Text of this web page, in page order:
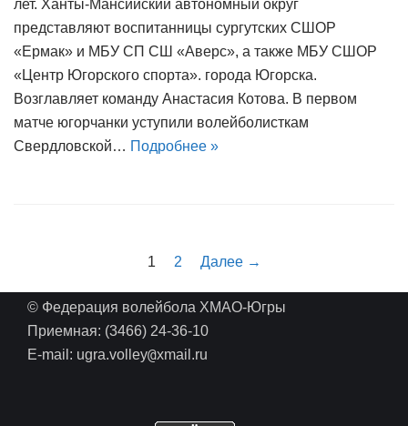
лет. Ханты-Мансийский автономный округ
представляют воспитанницы сургутских СШОР
«Ермак» и МБУ СП СШ «Аверс», а также МБУ СШОР
«Центр Югорского спорта». города Югорска.
Возглавляет команду Анастасия Котова. В первом
матче югорчанки уступили волейболисткам
Свердловской… Подробнее »
1 2 Далее →
© Федерация волейбола ХМАО-Югры
Приемная: (3466) 24-36-10
E-mail: ugra.volley@xmail.ru